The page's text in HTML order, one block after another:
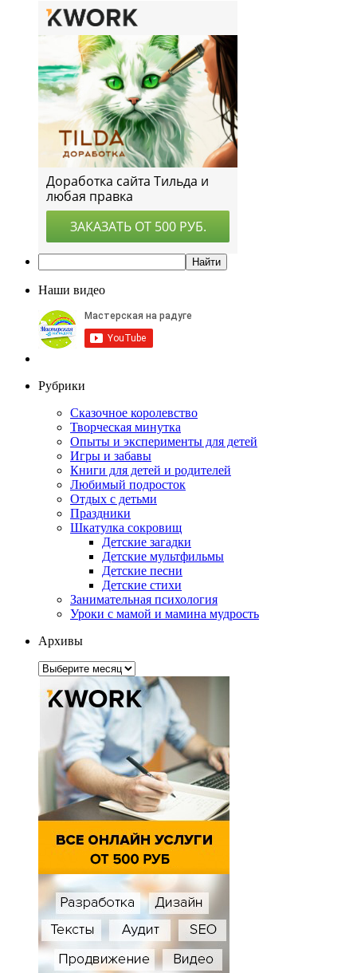
Наши видео
Рубрики
Сказочное королевство
Творческая минутка
Опыты и эксперименты для детей
Игры и забавы
Книги для детей и родителей
Любимый подросток
Отдых с детьми
Праздники
Шкатулка сокровищ
Детские загадки
Детские мультфильмы
Детские песни
Детские стихи
Занимательная психология
Уроки с мамой и мамина мудрость
Архивы
Архивы